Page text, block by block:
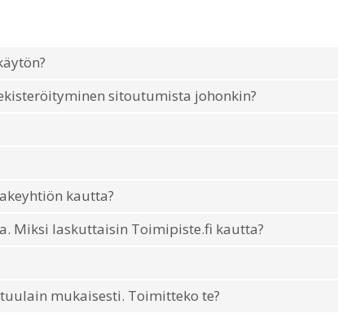
sitoutumista johonkin?
kautta?
Miksi laskuttaisin Toimipiste.fi kautta?
mukaisesti. Toimitteko te?